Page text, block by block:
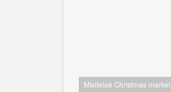
Mistletoe Christmas market